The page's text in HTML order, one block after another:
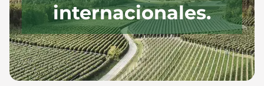
Productos y Marcas
Noticias
internacionales.